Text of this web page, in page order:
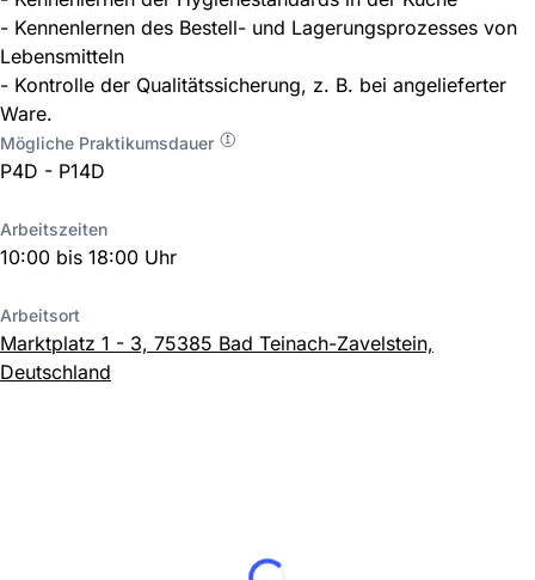
- Kennenlernen des Bestell- und Lagerungsprozesses von
Lebensmitteln
- Kontrolle der Qualitätssicherung, z. B. bei angelieferter
Ware.
Mögliche Praktikumsdauer
P4D - P14D
Arbeitszeiten
10:00 bis 18:00 Uhr
Arbeitsort
Marktplatz 1 - 3, 75385 Bad Teinach-Zavelstein,
Deutschland